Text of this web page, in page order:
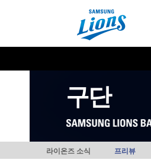
구단
라이온즈 소식 프리뷰